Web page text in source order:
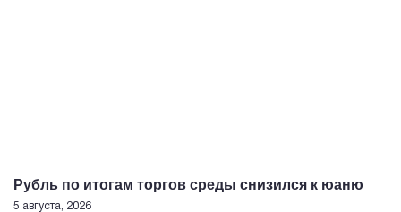
Рубль по итогам торгов среды снизился к юаню
5 августа, 2026